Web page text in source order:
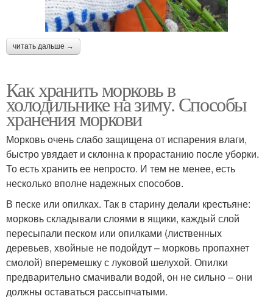
читать дальше →
Как хранить морковь в
холодильнике на зиму. Способы
хранения моркови
Морковь очень слабо защищена от испарения влаги,
быстро увядает и склонна к прорастанию после уборки.
То есть хранить ее непросто. И тем не менее, есть
несколько вполне надежных способов.
В песке или опилках. Так в старину делали крестьяне:
морковь складывали слоями в ящики, каждый слой
пересыпали песком или опилками (лиственных
деревьев, хвойные не подойдут – морковь пропахнет
смолой) вперемешку с луковой шелухой. Опилки
предварительно смачивали водой, он не сильно – они
должны оставаться рассыпчатыми.